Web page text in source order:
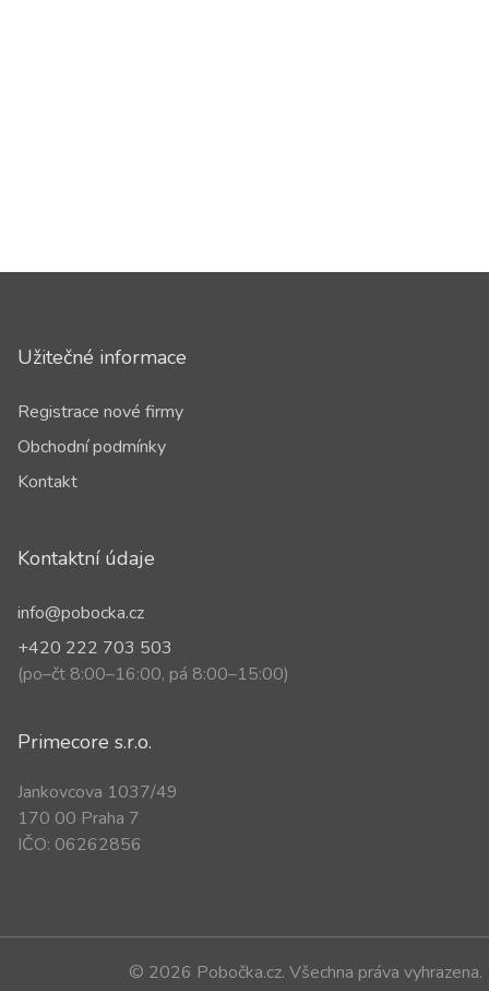
Užitečné informace
Registrace nové firmy
Obchodní podmínky
Kontakt
Kontaktní údaje
info@pobocka.cz
+420 222 703 503
(po–čt 8:00–16:00, pá 8:00–15:00)
Primecore s.r.o.
Jankovcova 1037/49
170 00 Praha 7
IČO: 06262856
© 2026 Pobočka.cz. Všechna práva vyhrazena.